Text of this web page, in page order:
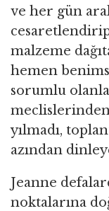
ve her gün
malzeme
hemen
sorumlu
meclislerinden
yılmadı,
azından
Jeanne
noktalarına